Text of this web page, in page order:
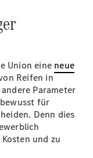
Union eine neue
Reifen in
Parameter
für
Denn dies
und zu